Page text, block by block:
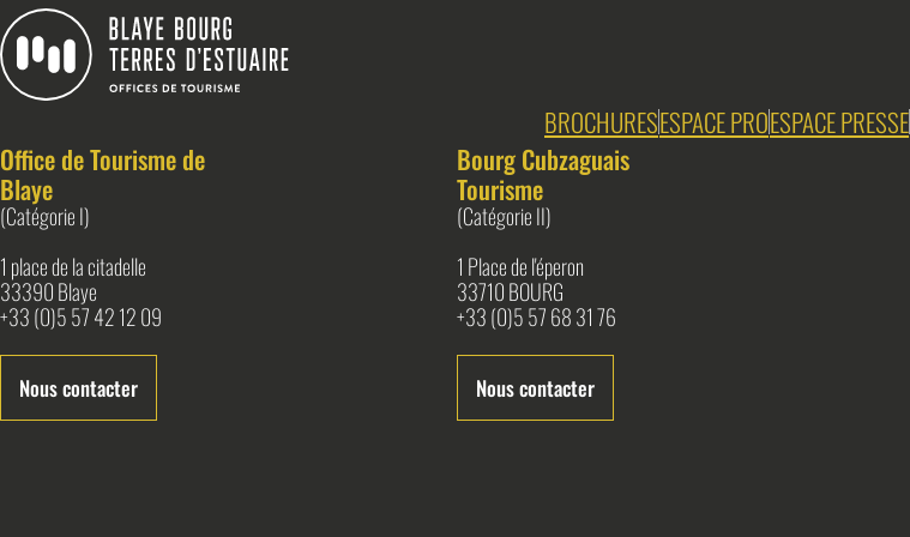
BROCHURESESPACE PROESPACE PRESSE
Office de Tourisme de
Blaye
(Catégorie I)
1 place de la citadelle
33390 Blaye
+33 (0)5 57 42 12 09
Nous contacter
Bourg Cubzaguais
Tourisme
(Catégorie II)
1 Place de l'éperon
33710 BOURG
+33 (0)5 57 68 31 76
Nous contacter